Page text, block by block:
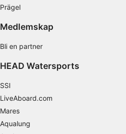
Prägel
Medlemskap
Bli en partner
HEAD Watersports
SSI
LiveAboard.com
Mares
Aqualung
Nödvändig
Prestanda
Funktionell
Reklam / marknadsföring